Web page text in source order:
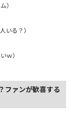
）
いる？）
ｗ）
ファンが歓喜する